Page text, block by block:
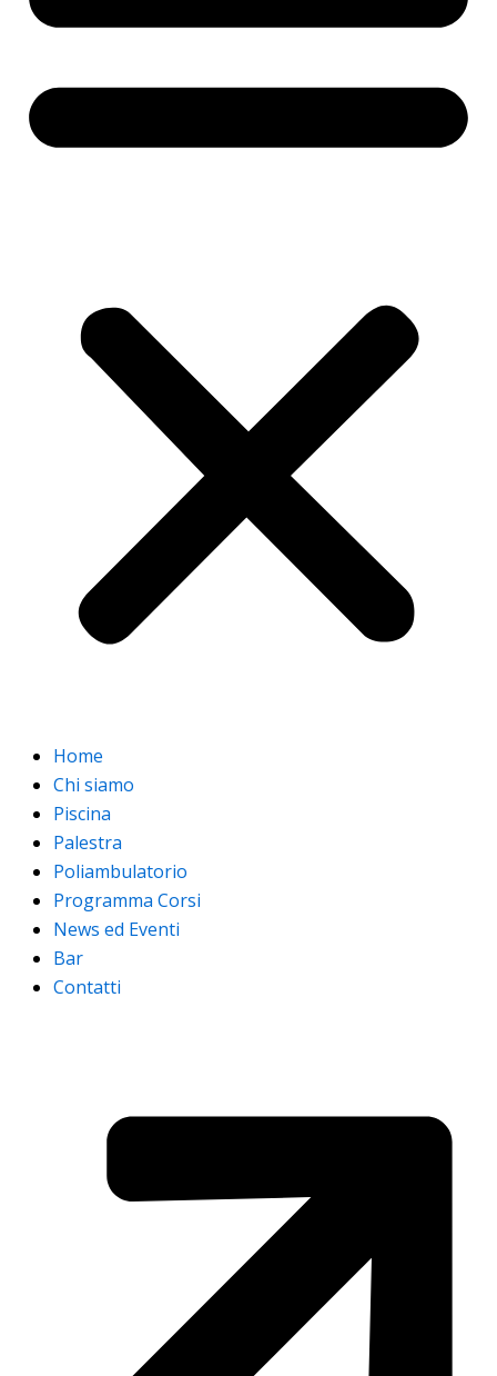
Home
Chi siamo
Piscina
Palestra
Poliambulatorio
Programma Corsi
News ed Eventi
Bar
Contatti